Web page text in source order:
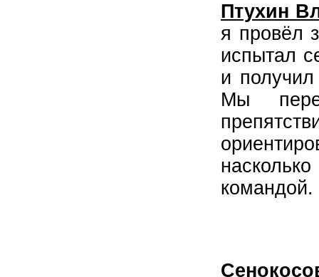
Птухин
я провёл
испытал
и
Мы
командой.